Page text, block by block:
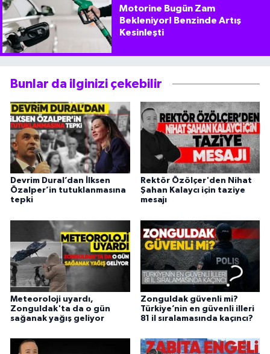
Motorine Bugün Zam
Bekleniyor! Benzinde Artış
Kesinleşti
Bunlar da ilginizi çekebilir
Devrim Dural’dan İlksen
Özalper’in tutuklanmasına
tepki
Rektör Özölçer'den Nihat
Şahan Kalaycı için taziye
mesajı
Meteoroloji uyardı,
Zonguldak'ta da o gün
sağanak yağış geliyor
Zonguldak güvenli mi?
Türkiye’nin en güvenli illeri
81 il sıralamasında kaçıncı?